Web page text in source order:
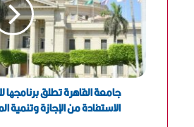
و
جامعة القاهرة تطلق
الاستفادة من الإجازة وتنمية